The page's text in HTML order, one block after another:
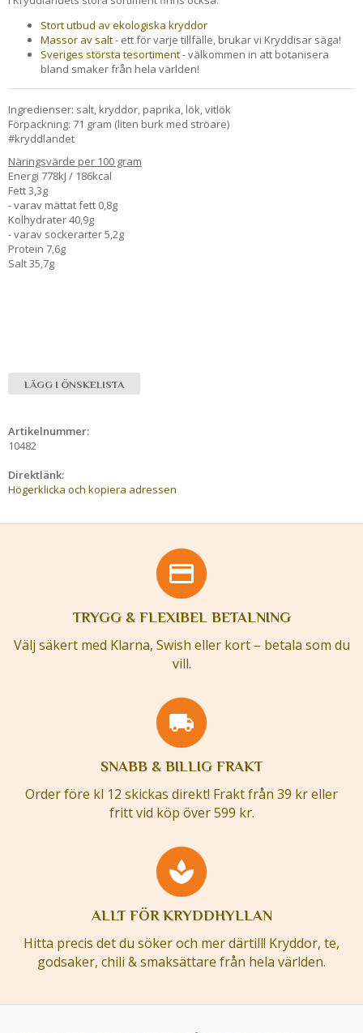
Stort utbud av ekologiska kryddor
Massor av salt- ett för varje tillfälle, brukar vi Kryddisar säga!
Sveriges största tesortiment- välkommen in att botanisera
bland smaker från hela världen!
Ingredienser: salt, kryddor, paprika, lök, vitlök
Förpackning: 71 gram (liten burk med ströare)
#kryddlandet
Näringsvärde per 100 gram
Energi 778kJ / 186kcal
Fett 3,3g
- varav mättat fett 0,8g
Kolhydrater 40,9g
- varav sockerarter 5,2g
Protein 7,6g
Salt 35,7g
LÄGG I ÖNSKELISTA
Artikelnummer:
10482
Direktlänk:
Högerklicka och kopiera adressen
TRYGG & FLEXIBEL BETALNING
Välj säkert med Klarna, Swish eller kort – betala som du
vill.
SNABB & BILLIG FRAKT
Order före kl 12 skickas direkt! Frakt från 39 kr eller
fritt vid köp över 599 kr.
ALLT FÖR KRYDDHYLLAN
Hitta precis det du söker och mer därtill! Kryddor, te,
godsaker, chili & smaksättare från hela världen.